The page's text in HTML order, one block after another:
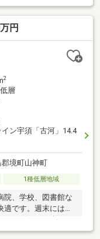
境山神
徒歩１３
る総合不動産会社
・売買仲介・賃貸仲
悩みがありましたら
ください。
円
2
層
ン宇須「古河」14.4
境町山神町
1種低層地域
院、学校、図書館な
です。週末にはカ
日の買い物が楽々